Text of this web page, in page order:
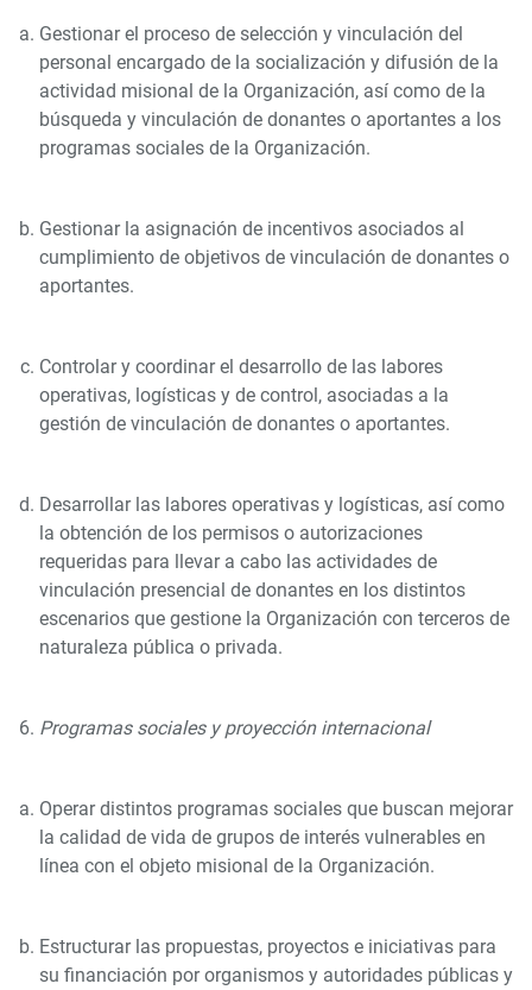
Gestionar el proceso de selección y vinculación del
personal encargado de la socialización y difusión de la
actividad misional de la Organización, así como de la
búsqueda y vinculación de donantes o aportantes a los
programas sociales de la Organización.
Gestionar la asignación de incentivos asociados al
cumplimiento de objetivos de vinculación de donantes o
aportantes.
Controlar y coordinar el desarrollo de las labores
operativas, logísticas y de control, asociadas a la
gestión de vinculación de donantes o aportantes.
Desarrollar las labores operativas y logísticas, así como
la obtención de los permisos o autorizaciones
requeridas para llevar a cabo las actividades de
vinculación presencial de donantes en los distintos
escenarios que gestione la Organización con terceros de
naturaleza pública o privada.
Programas sociales y proyección internacional
Operar distintos programas sociales que buscan mejorar
la calidad de vida de grupos de interés vulnerables en
línea con el objeto misional de la Organización.
Estructurar las propuestas, proyectos e iniciativas para
su financiación por organismos y autoridades públicas y